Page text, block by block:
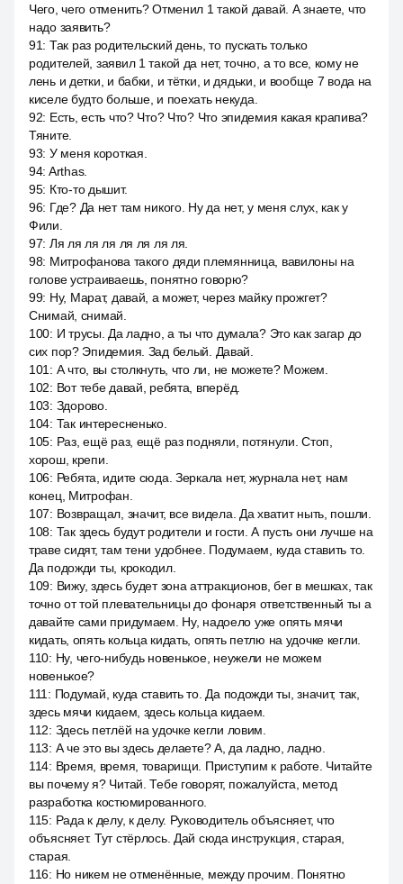
Чего, чего отменить? Отменил 1 такой давай. А знаете, что
надо заявить?
91: Так раз родительский день, то пускать только
родителей, заявил 1 такой да нет, точно, а то все, кому не
лень и детки, и бабки, и тётки, и дядьки, и вообще 7 вода на
киселе будто больше, и поехать некуда.
92: Есть, есть что? Что? Что? Что эпидемия какая крапива?
Тяните.
93: У меня короткая.
94: Arthas.
95: Кто-то дышит.
96: Где? Да нет там никого. Ну да нет, у меня слух, как у
Фили.
97: Ля ля ля ля ля ля ля ля.
98: Митрофанова такого дяди племянница, вавилоны на
голове устраиваешь, понятно говорю?
99: Ну, Марат, давай, а может, через майку прожгет?
Снимай, снимай.
100: И трусы. Да ладно, а ты что думала? Это как загар до
сих пор? Эпидемия. Зад белый. Давай.
101 : А что, вы столкнуть, что ли, не можете? Можем.
102: Вот тебе давай, ребята, вперёд.
103: Здорово.
104: Так интересненько.
105: Раз, ещё раз, ещё раз подняли, потянули. Стоп,
хорош, крепи.
106: Ребята, идите сюда. Зеркала нет, журнала нет, нам
конец, Митрофан.
107: Возвращал, значит, все видела. Да хватит ныть, пошли.
108: Так здесь будут родители и гости. А пусть они лучше на
траве сидят, там тени удобнее. Подумаем, куда ставить то.
Да подожди ты, крокодил.
109: Вижу, здесь будет зона аттракционов, бег в мешках, так
точно от той плевательницы до фонаря ответственный ты а
давайте сами придумаем. Ну, надоело уже опять мячи
кидать, опять кольца кидать, опять петлю на удочке кегли.
110: Ну, чего-нибудь новенькое, неужели не можем
новенькое?
111 : Подумай, куда ставить то. Да подожди ты, значит, так,
здесь мячи кидаем, здесь кольца кидаем.
112: Здесь петлёй на удочке кегли ловим.
113: А че это вы здесь делаете? А, да ладно, ладно.
114: Время, время, товарищи. Приступим к работе. Читайте
вы почему я? Читай. Тебе говорят, пожалуйста, метод
разработка костюмированного.
115: Рада к делу, к делу. Руководитель объясняет, что
объясняет. Тут стёрлось. Дай сюда инструкция, старая,
старая.
116: Но никем не отменённые, между прочим. Понятно